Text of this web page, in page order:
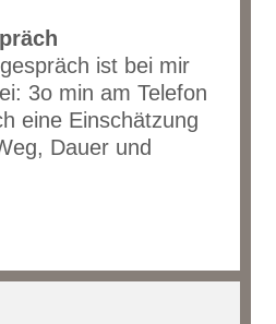
ist bei mir
3o min am Telefon
eine Einschätzung
Dauer und